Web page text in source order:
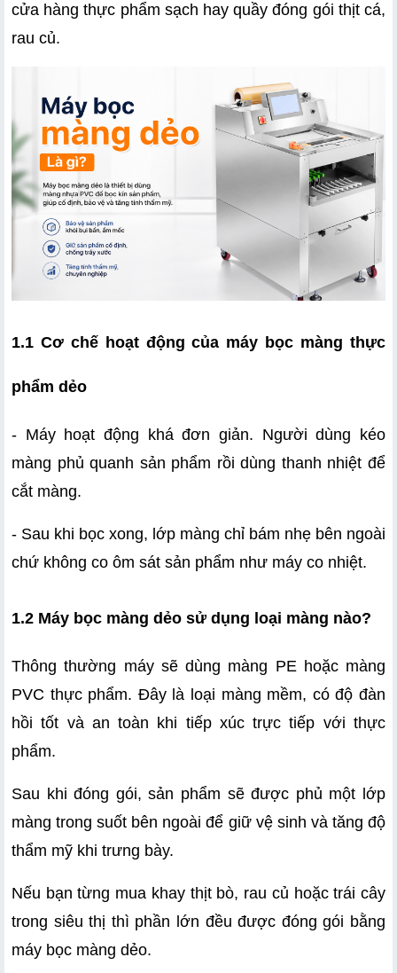
cửa hàng thực phẩm sạch hay quầy đóng gói thịt cá,
rau củ.
1.1 Cơ chế hoạt động của máy bọc màng thực
phẩm dẻo
- Máy hoạt động khá đơn giản. Người dùng kéo
màng phủ quanh sản phẩm rồi dùng thanh nhiệt để
cắt màng.
- Sau khi bọc xong, lớp màng chỉ bám nhẹ bên ngoài
chứ không co ôm sát sản phẩm như máy co nhiệt.
1.2 Máy bọc màng dẻo sử dụng loại màng nào?
Thông thường máy sẽ dùng màng PE hoặc màng
PVC thực phẩm. Đây là loại màng mềm, có độ đàn
hồi tốt và an toàn khi tiếp xúc trực tiếp với thực
phẩm.
Sau khi đóng gói, sản phẩm sẽ được phủ một lớp
màng trong suốt bên ngoài để giữ vệ sinh và tăng độ
thẩm mỹ khi trưng bày.
Nếu bạn từng mua khay thịt bò, rau củ hoặc trái cây
trong siêu thị thì phần lớn đều được đóng gói bằng
máy bọc màng dẻo.